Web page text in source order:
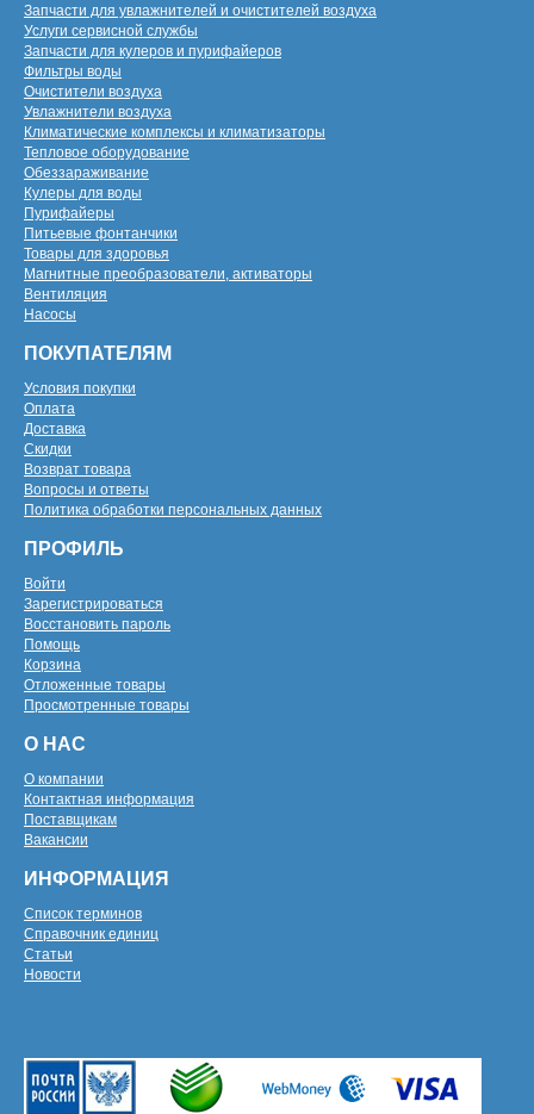
Запчасти для увлажнителей и очистителей воздуха
Услуги сервисной службы
Запчасти для кулеров и пурифайеров
Фильтры воды
Очистители воздуха
Увлажнители воздуха
Климатические комплексы и климатизаторы
Тепловое оборудование
Обеззараживание
Кулеры для воды
Пурифайеры
Питьевые фонтанчики
Товары для здоровья
Магнитные преобразователи, активаторы
Вентиляция
Насосы
ПОКУПАТЕЛЯМ
Условия покупки
Оплата
Доставка
Скидки
Возврат товара
Вопросы и ответы
Политика обработки персональных данных
ПРОФИЛЬ
Войти
Зарегистрироваться
Восстановить пароль
Помощь
Корзина
Отложенные товары
Просмотренные товары
О НАС
О компании
Контактная информация
Поставщикам
Вакансии
ИНФОРМАЦИЯ
Список терминов
Справочник единиц
Статьи
Новости